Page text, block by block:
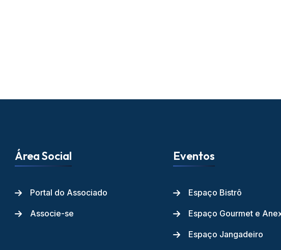
Área Social
Portal do Associado
Associe-se
Eventos
Espaço Bistrô
Espaço Gourmet e
Espaço Jangadeiro